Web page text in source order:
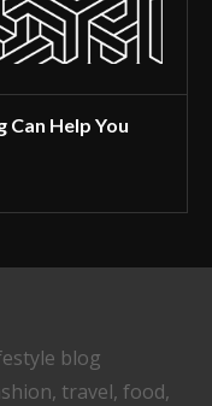
Can Help You
blog
travel, food,